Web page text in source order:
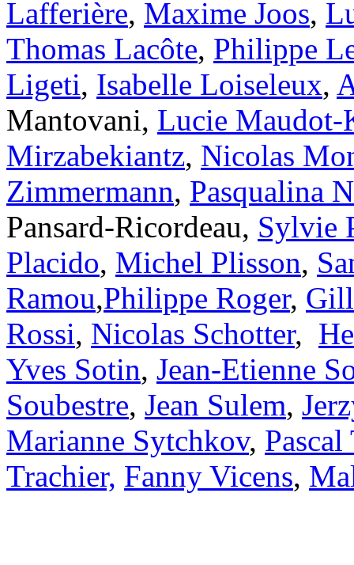
Lafferière, Maxime Joos,
Thomas Lacôte, Philippe
Ligeti, Isabelle Loiseleux,
Mantovani, Lucie Maudot-
Mirzabekiantz, Nicolas
Zimmermann, Pasqualina
Pansard-Ricordeau, Sylvie
Placido, Michel Plisson,
Ramou,Philippe Roger,
Rossi, Nicolas Schotter,
Yves Sotin, Jean-Etienne
Soubestre, Jean Sulem,
Marianne Sytchkov,
Trachier, Fanny Vicens,